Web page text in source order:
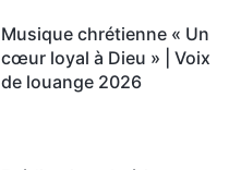
Musique chrétienne « Un
cœur loyal à Dieu » | Voix
de louange 2026